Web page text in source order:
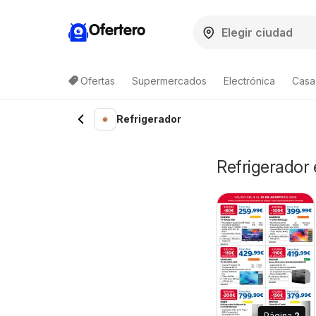
Ofertero
Ofertas Supermercados Electrónica
Refrigerador
Refrigerador